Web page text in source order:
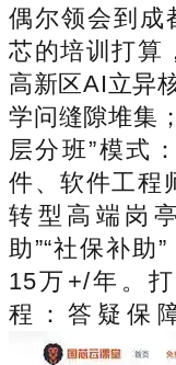
偶尔领会到成
芯的培训打算
高新区AI立异
学问缝隙堆集
层分班”模式
件、软件工程
转型高端岗
助”“社保补助
15万+/年。
程：答疑保